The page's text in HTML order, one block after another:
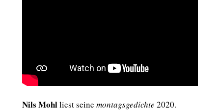
Nils Mohlliest seine montagsgedichte 2020.